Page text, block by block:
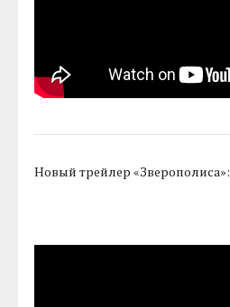
Новый трейлер «Зверополиса»: